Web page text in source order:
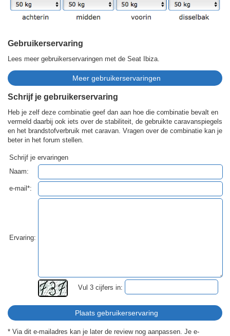
Gebruikerservaring
Lees meer gebruikerservaringen met de Seat Ibiza.
Schrijf je gebruikerservaring
Heb je zelf deze combinatie geef dan aan hoe die combinatie bevalt en
vermeld daarbij ook iets over de stabiliteit, de gebruikte caravanspiegels
en het brandstofverbruik met caravan. Vragen over de combinatie kan je
beter in het forum stellen.
Schrijf je ervaringen
Naam:
e-mail*:
Ervaring:
Vul 3 cijfers in:
* Via dit e-mailadres kan je later de review nog aanpassen. Je e-